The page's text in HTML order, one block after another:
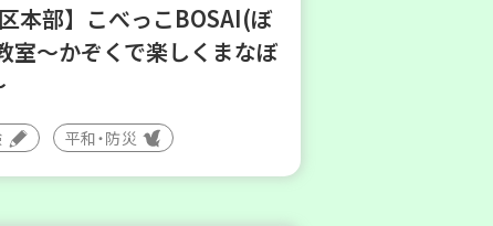
区本部】こべっこBOSAI(ぼ
室～かぞくで楽しくまなぼ
平和・防災